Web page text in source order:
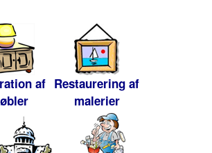
af Restaurering af
malerier